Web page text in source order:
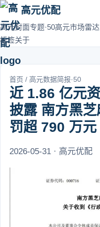
高元优配
高元封面专题·50高元市场雷达
标签关于
首页 / 高元数据简报·50
近 1.86 亿元
披露 南方黑
罚超 790 万元
2026-05-31 · 高元优配